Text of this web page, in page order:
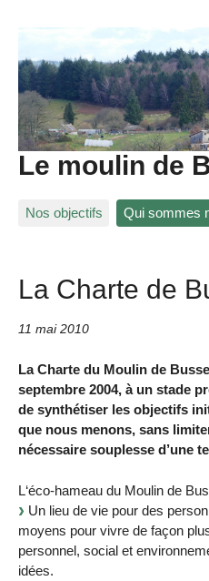
Le moulin de
Nos objectifs Qui sommes
La Charte de
11 mai 2010
La Charte du Moulin de
septembre 2004, à un stade
de synthétiser les objectifs
que nous menons, sans
nécessaire souplesse d’une
L‘éco-hameau du Moulin de
Un lieu de vie pour des
moyens pour vivre de façon
personnel, social et
idées.